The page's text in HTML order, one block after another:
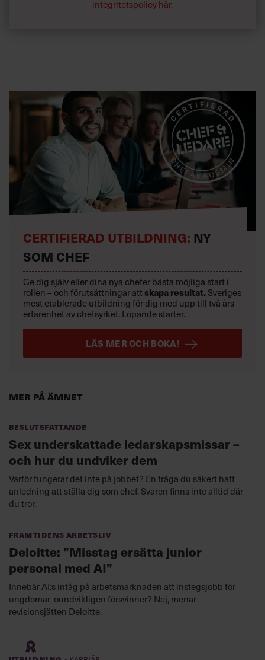
kombinationen av erfarenheter var unik och hon nischade
integritetspolicy här.
Mer på ämnet
Beslutsfattande
Sex underskattade ledarskapsmissar –
och hur du undviker dem
Varför fungerar det inte på jobbet? En fråga du säkert haft
anledning att ställa dig som chef. Svaren finns inte alltid där
du tror.
Framtidens arbetsliv
Deloitte: ”Misstag ersätta junior
personal med AI”
Innebär AI:s intåg på arbetsmarknaden att instegsjobb för
ungdomar oundvikligen försvinner? Nej, menar
revisionsjätten Deloitte.
CERTIFIERAD UTBILDNING: NY
SOM CHEF
Ge dig själv eller dina nya chefer bästa möjliga start i
rollen – och förutsättningar att skapa resultat. Sveriges
mest etablerade utbildning för dig med upp till två års
erfarenhet av chefsyrket. Löpande starter.
LÄS MER OCH BOKA!